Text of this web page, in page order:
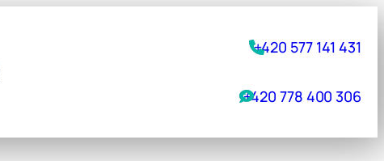
+420 577 141 431
+420 778 400 306